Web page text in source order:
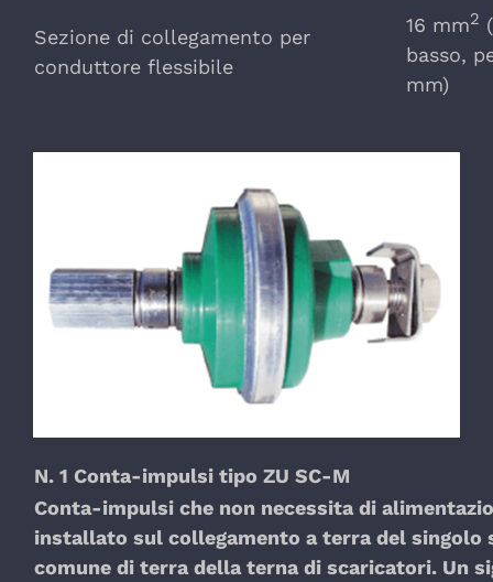
Sezione di collegamento per
conduttore flessibile
16 mm2
basso,
mm)
N. 1 Conta-impulsi tipo ZU SC-M
Conta-impulsi che non necessita di
installato sul collegamento a terra del singolo
comune di terra della terna di scaricatori. Un